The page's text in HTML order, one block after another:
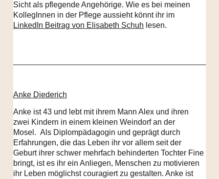
Sicht als pflegende Angehörige. Wie es bei meinen
KollegInnen in der Pflege aussieht könnt ihr im
LinkedIn Beitrag von Elisabeth Schuh lesen.
Anke Diederich
Anke ist 43 und lebt mit ihrem Mann Alex und ihren
zwei Kindern in einem kleinen Weindorf an der
Mosel. Als Diplompädagogin und geprägt durch
Erfahrungen, die das Leben ihr vor allem seit der
Geburt ihrer schwer mehrfach behinderten Tochter Fine
bringt, ist es ihr ein Anliegen, Menschen zu motivieren
ihr Leben möglichst couragiert zu gestalten. Anke ist